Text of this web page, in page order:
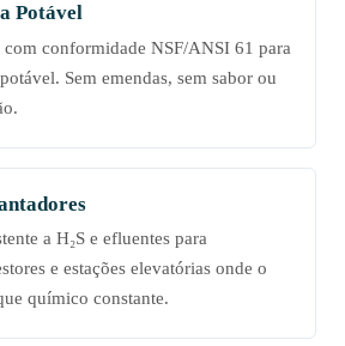
Potável
conformidade NSF/ANSI 61 para
Sem emendas, sem sabor ou
a H₂S e efluentes para
e estações elevatórias onde o
químico constante.